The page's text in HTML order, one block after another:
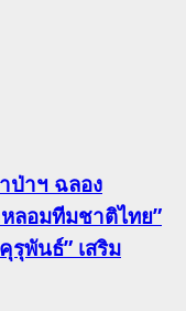
ป่าฯ ฉลอง
ลอมทีมชาติไทย”
พันธ์” เสริม